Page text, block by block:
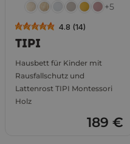
+5
4.8 (14)
TIPI
Hausbett für Kinder mit
Rausfallschutz und
Lattenrost TIPI Montessori
Holz
189 €